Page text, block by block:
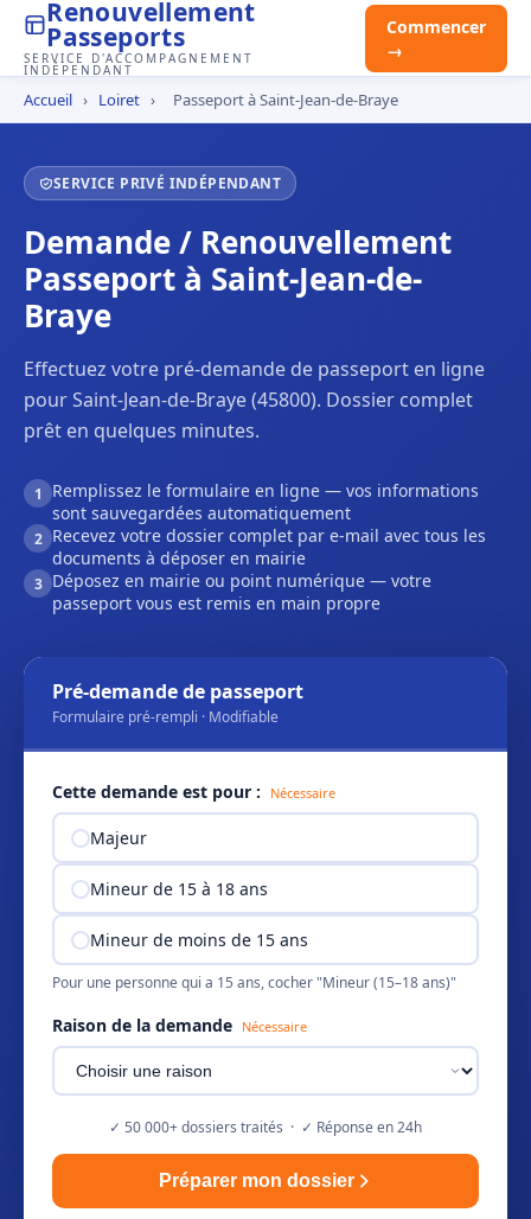
Renouvellement
Passeports
SERVICE D'ACCOMPAGNEMENT
INDÉPENDANT
Commencer
→
Accueil › Loiret › Passeport à Saint-Jean-de-Braye
SERVICE PRIVÉ INDÉPENDANT
Demande / Renouvellement
Passeport à Saint-Jean-de-
Braye
Effectuez votre pré-demande de passeport en ligne
pour Saint-Jean-de-Braye (45800). Dossier complet
prêt en quelques minutes.
1
Remplissez le formulaire en ligne — vos informations
sont sauvegardées automatiquement
2 Recevez votre dossier complet par e-mail avec tous les
documents à déposer en mairie
3 Déposez en mairie ou point numérique — votre
passeport vous est remis en main propre
Pré-demande de passeport
Formulaire pré-rempli · Modifiable
Cette demande est pour : Nécessaire
Majeur
Mineur de 15 à 18 ans
Mineur de moins de 15 ans
Pour une personne qui a 15 ans, cocher "Mineur (15–18 ans)"
Raison de la demande Nécessaire
✓ 50 000+ dossiers traités · ✓ Réponse en 24h
Préparer mon dossier